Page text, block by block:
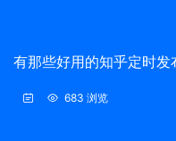
有那些好用的知乎定时发
683 浏览